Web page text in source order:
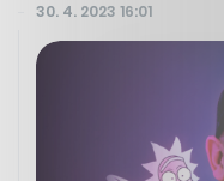
30. 4. 2023 16:01